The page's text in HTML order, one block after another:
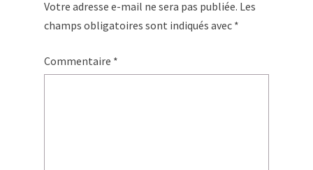
Votre adresse e-mail ne sera pas publiée. Les
champs obligatoires sont indiqués avec *
Commentaire *